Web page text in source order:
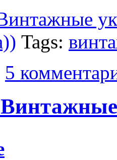
Tags:
5